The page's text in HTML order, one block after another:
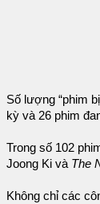
Số lượng “phim
kỳ và 26 phim
Trong số 102
Joong Ki và The
Không chỉ các